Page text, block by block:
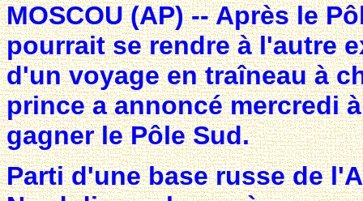
MOSCOU (AP) -- Après le
pourrait se rendre à l'autre
d'un voyage en traîneau à
prince a annoncé mercredi
gagner le Pôle Sud.
Parti d'une base russe de